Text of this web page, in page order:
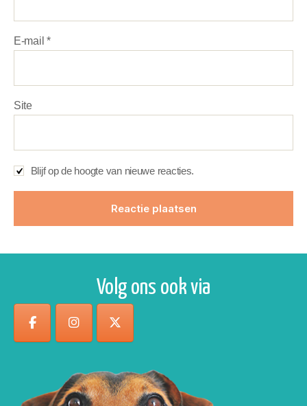
E-mail*
Site
Blijf op de hoogte van nieuwe reacties.
Volg ons ook via